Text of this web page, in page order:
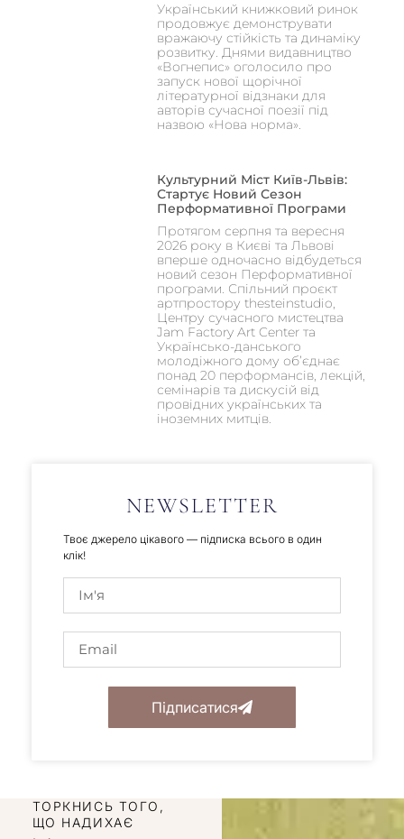
Український книжковий ринок
продовжує демонструвати
вражаючу стійкість та динаміку
розвитку. Днями видавництво
«Вогнепис» оголосило про
запуск нової щорічної
літературної відзнаки для
авторів сучасної поезії під
назвою «Нова норма».
Культурний Міст Київ-Львів:
Стартує Новий Сезон
Перформативної Програми
Протягом серпня та вересня
2026 року в Києві та Львові
вперше одночасно відбудеться
новий сезон Перформативної
програми. Спільний проєкт
артпростору thesteinstudio,
Центру сучасного мистецтва
Jam Factory Art Center та
Українсько-данського
молодіжного дому об’єднає
понад 20 перформансів, лекцій,
семінарів та дискусій від
провідних українських та
іноземних митців.
NEWSLETTER
Твоє джерело цікавого — підписка всього в один
клік!
Підписатися
ТОРКНИСЬ ТОГО,
ЩО НАДИХАЄ